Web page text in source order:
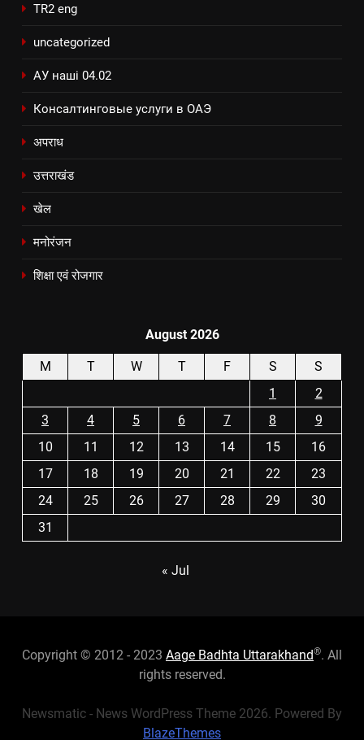
TR2 eng
uncategorized
АУ наші 04.02
Консалтинговые услуги в ОАЭ
अपराध
उत्तराखंड
खेल
मनोरंजन
शिक्षा एवं रोजगार
August 2026
M T W T F S
S
1
2
3
4 5 6 7 8
9
10
11 12 13 14 15
16
17
18 19 20 21 22
23
24
25 26 27 28 29
30
31
« Jul
Copyright © 2012 - 2023 Aage Badhta Uttarakhand®. All
rights reserved.
Newsmatic - News WordPress Theme 2026. Powered By
BlazeThemes